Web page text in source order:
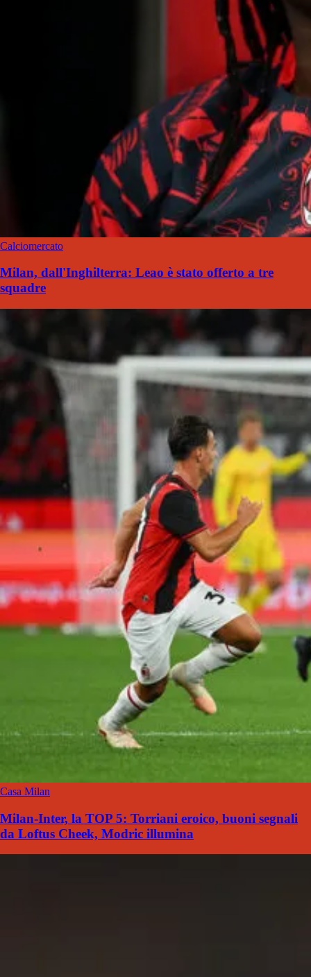
Calciomercato
Milan, dall'Inghilterra: Leao è stato offerto a tre
squadre
Casa Milan
Milan-Inter, la TOP 5: Torriani eroico, buoni segnali
da Loftus Cheek, Modric illumina